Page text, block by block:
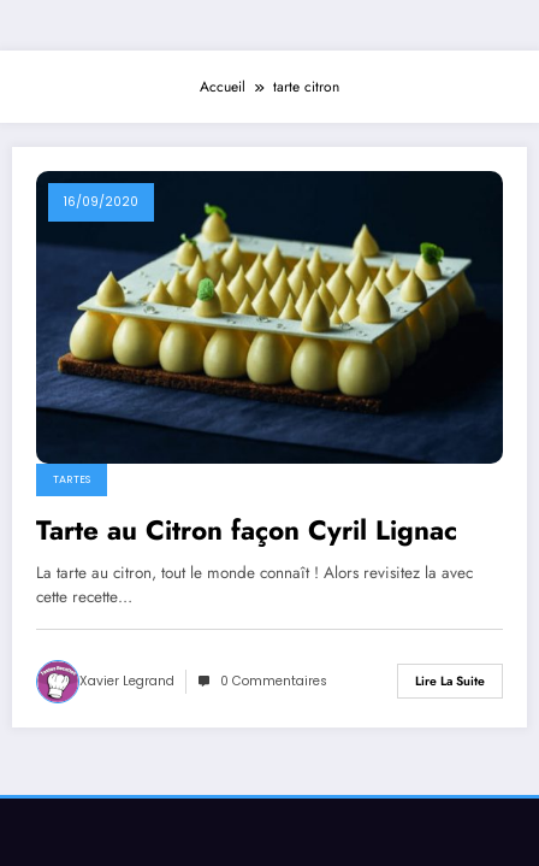
Accueil tarte citron
16/09/2020
TARTES
Tarte au Citron façon Cyril Lignac
La tarte au citron, tout le monde connaît ! Alors revisitez la avec
cette recette…
Xavier Legrand 0 Commentaires Lire La Suite